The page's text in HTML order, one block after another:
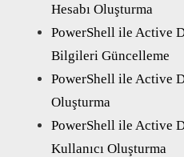
Hesabı Oluşturma
PowerShell ile Active
Bilgileri Güncelleme
PowerShell ile Active
Oluşturma
PowerShell ile Active
Kullanıcı Oluşturma